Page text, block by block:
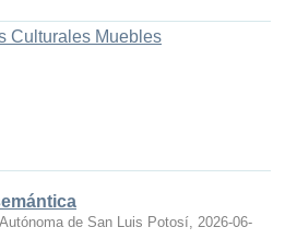
Culturales Muebles
de San Luis Potosí, 2026-06-